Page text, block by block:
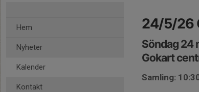
Hem
Nyheter
Kalender
Kontakt
24/5/26
Söndag 24
Gokart
Samling: